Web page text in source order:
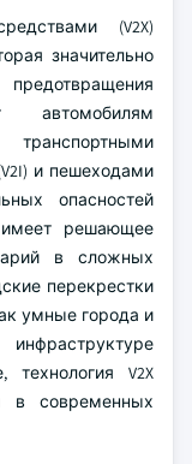
(V2X)
значительно
автомобилям
и пешеходами
опасностей
имеет решающее
в сложных
перекрестки
умные города и
V2X
в современных